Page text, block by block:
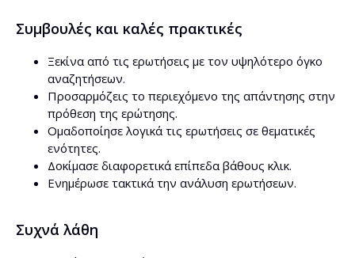
Συμβουλές και καλές πρακτικές
Ξεκίνα από τις ερωτήσεις με τον υψηλότερο όγκο
αναζητήσεων.
Προσαρμόζεις το περιεχόμενο της απάντησης στην
πρόθεση της ερώτησης.
Ομαδοποίησε λογικά τις ερωτήσεις σε θεματικές
ενότητες.
Δοκίμασε διαφορετικά επίπεδα βάθους κλικ.
Ενημέρωσε τακτικά την ανάλυση ερωτήσεων.
Συχνά λάθη